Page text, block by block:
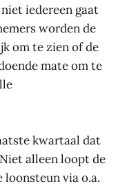
iedereen gaat
worden de
om te zien of de
mate om te
kwartaal dat
alleen loopt de
via o.a.